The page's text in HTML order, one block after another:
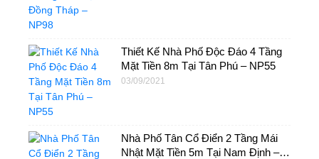
Thiết Kế Nhà Phố Độc Đáo 4 Tầng
Mặt Tiền 8m Tại Tân Phú – NP55
03/09/2021
Nhà Phố Tân Cổ Điển 2 Tầng Mái
Nhật Mặt Tiền 5m Tại Nam Định –